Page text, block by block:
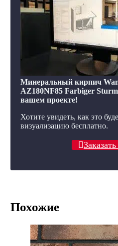
Минеральный кирпич
AZ180NF85 Farbiger
вашем проекте!
Хотите увидеть, как это
визуализацию бесплатно.
Похожие